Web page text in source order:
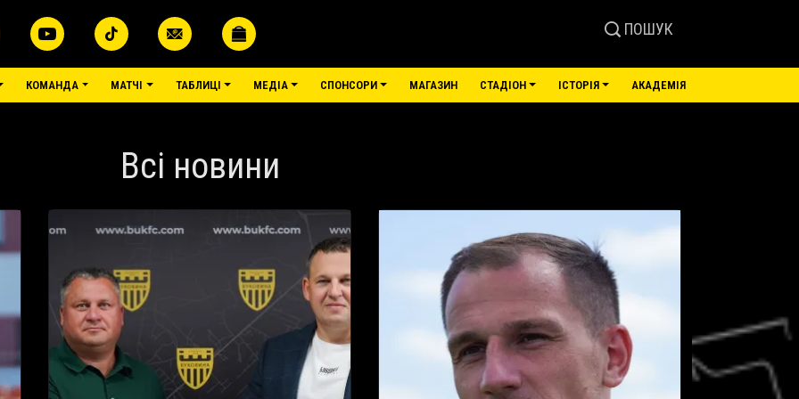
ПОШУК
КОМАНДА МАТЧІ ТАБЛИЦІ МЕДІА СПОНСОРИ МАГАЗИН СТАДІОН ІСТОРІЯ АКАДЕМІЯ
Всі новини